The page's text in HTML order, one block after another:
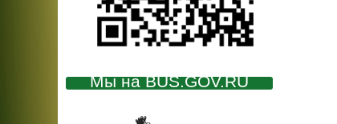
Мы на BUS.GOV.RU